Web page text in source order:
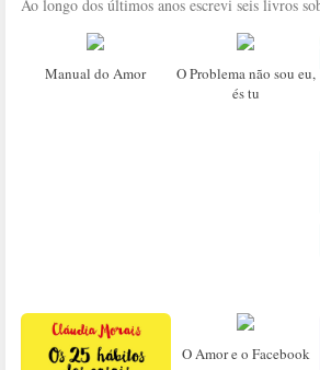
Ao longo dos últimos anos escrevi seis livros
Manual do Amor
O Problema não sou eu,
és tu
O Amor e o Facebook